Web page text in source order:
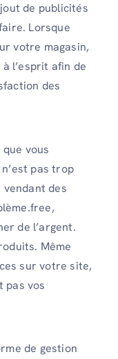
de publicités
Lorsque
votre magasin,
l’esprit afin de
des
vous
pas trop
des
de l’argent.
Même
sur votre site,
pas vos
de gestion